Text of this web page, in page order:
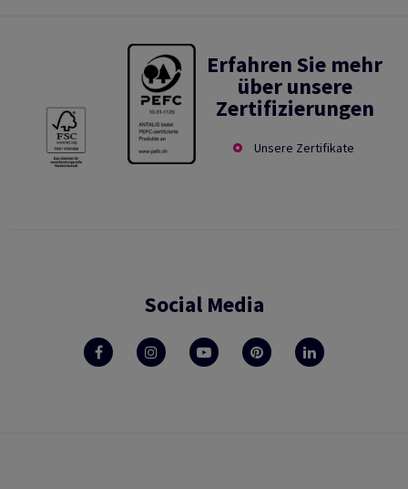
Erfahren Sie mehr
über unsere
Zertifizierungen
Unsere Zertifikate
Social Media